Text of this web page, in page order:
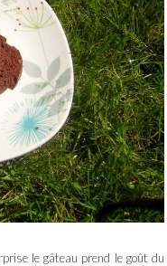
le gâteau prend le goût du